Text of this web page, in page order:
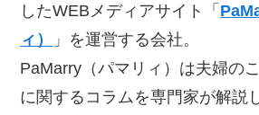
したWEBメディアサイト「 P
ィ）
」を運営する会社。
PaMarry（パマリィ）は夫婦の
に関するコラムを専門家が解説